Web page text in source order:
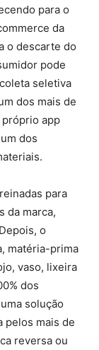
para o
da
o descarte do
pode
seletiva
dos mais de
app
dos
para
da marca,
o
matéria-prima
vaso, lixeira
dos
solução
pelos mais de
reversa ou